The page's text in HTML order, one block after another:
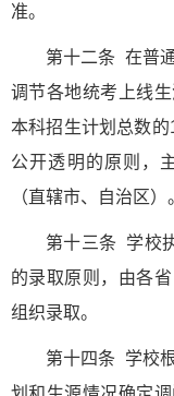
准。
第十二条 在普
调节各地统考上线
本科招生计划总数的
公开透明的原则，
（直辖市、自治区）
第十三条 学校
的录取原则，由各
组织录取。
第十四条 学校